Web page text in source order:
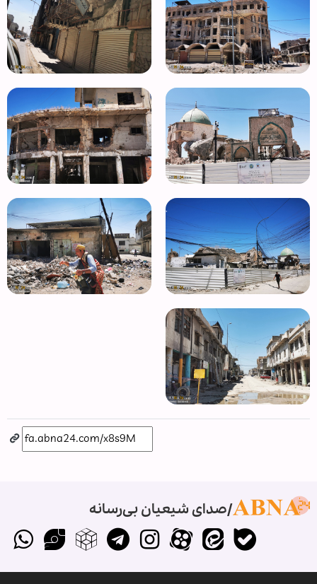
صدای شیعیان بی‌رسانه